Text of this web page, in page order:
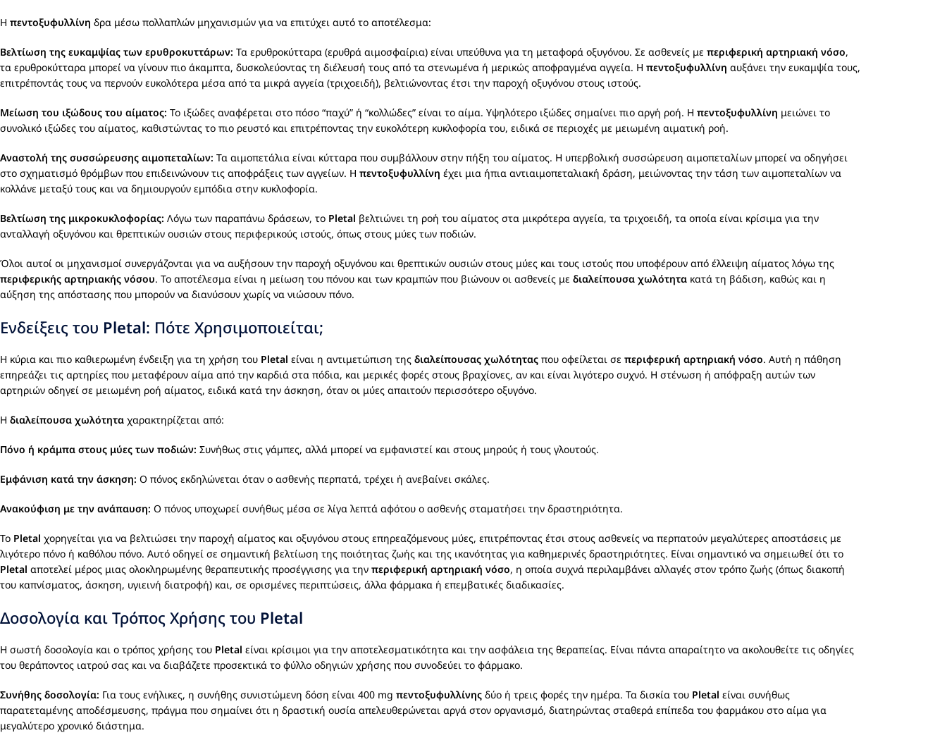
Η πεντοξυφυλλίνη δρα μέσω πολλαπλών μηχανισμών για να επιτύχει αυτό το αποτέλεσμα:
Βελτίωση της ευκαμψίας των ερυθροκυττάρων: Τα ερυθροκύτταρα (ερυθρά αιμοσφαίρια) είναι υπεύθυνα για τη μεταφορά οξυγόνου. Σε ασθενείς με περιφερική αρτηριακή νόσο,
τα ερυθροκύτταρα μπορεί να γίνουν πιο άκαμπτα, δυσκολεύοντας τη διέλευσή τους από τα στενωμένα ή μερικώς αποφραγμένα αγγεία. Η πεντοξυφυλλίνη αυξάνει την ευκαμψία τους,
επιτρέποντάς τους να περνούν ευκολότερα μέσα από τα μικρά αγγεία (τριχοειδή), βελτιώνοντας έτσι την παροχή οξυγόνου στους ιστούς.
Μείωση του ιξώδους του αίματος: Το ιξώδες αναφέρεται στο πόσο “παχύ” ή “κολλώδες” είναι το αίμα. Υψηλότερο ιξώδες σημαίνει πιο αργή ροή. Η πεντοξυφυλλίνη μειώνει το
συνολικό ιξώδες του αίματος, καθιστώντας το πιο ρευστό και επιτρέποντας την ευκολότερη κυκλοφορία του, ειδικά σε περιοχές με μειωμένη αιματική ροή.
Αναστολή της συσσώρευσης αιμοπεταλίων: Τα αιμοπετάλια είναι κύτταρα που συμβάλλουν στην πήξη του αίματος. Η υπερβολική συσσώρευση αιμοπεταλίων μπορεί να οδηγήσει
στο σχηματισμό θρόμβων που επιδεινώνουν τις αποφράξεις των αγγείων. Η πεντοξυφυλλίνη έχει μια ήπια αντιαιμοπεταλιακή δράση, μειώνοντας την τάση των αιμοπεταλίων να
κολλάνε μεταξύ τους και να δημιουργούν εμπόδια στην κυκλοφορία.
Βελτίωση της μικροκυκλοφορίας: Λόγω των παραπάνω δράσεων, το Pletal βελτιώνει τη ροή του αίματος στα μικρότερα αγγεία, τα τριχοειδή, τα οποία είναι κρίσιμα για την
ανταλλαγή οξυγόνου και θρεπτικών ουσιών στους περιφερικούς ιστούς, όπως στους μύες των ποδιών.
Όλοι αυτοί οι μηχανισμοί συνεργάζονται για να αυξήσουν την παροχή οξυγόνου και θρεπτικών ουσιών στους μύες και τους ιστούς που υποφέρουν από έλλειψη αίματος λόγω της
περιφερικής αρτηριακής νόσου. Το αποτέλεσμα είναι η μείωση του πόνου και των κραμπών που βιώνουν οι ασθενείς με διαλείπουσα χωλότητα κατά τη βάδιση, καθώς και η
αύξηση της απόστασης που μπορούν να διανύσουν χωρίς να νιώσουν πόνο.
Ενδείξεις του Pletal: Πότε Χρησιμοποιείται;
Η κύρια και πιο καθιερωμένη ένδειξη για τη χρήση του Pletal είναι η αντιμετώπιση της διαλείπουσας χωλότητας που οφείλεται σε περιφερική αρτηριακή νόσο. Αυτή η πάθηση
επηρεάζει τις αρτηρίες που μεταφέρουν αίμα από την καρδιά στα πόδια, και μερικές φορές στους βραχίονες, αν και είναι λιγότερο συχνό. Η στένωση ή απόφραξη αυτών των
αρτηριών οδηγεί σε μειωμένη ροή αίματος, ειδικά κατά την άσκηση, όταν οι μύες απαιτούν περισσότερο οξυγόνο.
Η διαλείπουσα χωλότητα χαρακτηρίζεται από:
Πόνο ή κράμπα στους μύες των ποδιών: Συνήθως στις γάμπες, αλλά μπορεί να εμφανιστεί και στους μηρούς ή τους γλουτούς.
Εμφάνιση κατά την άσκηση: Ο πόνος εκδηλώνεται όταν ο ασθενής περπατά, τρέχει ή ανεβαίνει σκάλες.
Ανακούφιση με την ανάπαυση: Ο πόνος υποχωρεί συνήθως μέσα σε λίγα λεπτά αφότου ο ασθενής σταματήσει την δραστηριότητα.
Το Pletal χορηγείται για να βελτιώσει την παροχή αίματος και οξυγόνου στους επηρεαζόμενους μύες, επιτρέποντας έτσι στους ασθενείς να περπατούν μεγαλύτερες αποστάσεις με
λιγότερο πόνο ή καθόλου πόνο. Αυτό οδηγεί σε σημαντική βελτίωση της ποιότητας ζωής και της ικανότητας για καθημερινές δραστηριότητες. Είναι σημαντικό να σημειωθεί ότι το
Pletal αποτελεί μέρος μιας ολοκληρωμένης θεραπευτικής προσέγγισης για την περιφερική αρτηριακή νόσο, η οποία συχνά περιλαμβάνει αλλαγές στον τρόπο ζωής (όπως διακοπή
του καπνίσματος, άσκηση, υγιεινή διατροφή) και, σε ορισμένες περιπτώσεις, άλλα φάρμακα ή επεμβατικές διαδικασίες.
Δοσολογία και Τρόπος Χρήσης του Pletal
Η σωστή δοσολογία και ο τρόπος χρήσης του Pletal είναι κρίσιμοι για την αποτελεσματικότητα και την ασφάλεια της θεραπείας. Είναι πάντα απαραίτητο να ακολουθείτε τις οδηγίες
του θεράποντος ιατρού σας και να διαβάζετε προσεκτικά το φύλλο οδηγιών χρήσης που συνοδεύει το φάρμακο.
Συνήθης δοσολογία: Για τους ενήλικες, η συνήθης συνιστώμενη δόση είναι 400 mg πεντοξυφυλλίνης δύο ή τρεις φορές την ημέρα. Τα δισκία του Pletal είναι συνήθως
παρατεταμένης αποδέσμευσης, πράγμα που σημαίνει ότι η δραστική ουσία απελευθερώνεται αργά στον οργανισμό, διατηρώντας σταθερά επίπεδα του φαρμάκου στο αίμα για
μεγαλύτερο χρονικό διάστημα.